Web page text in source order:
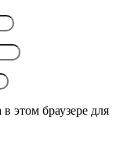
этом браузере для